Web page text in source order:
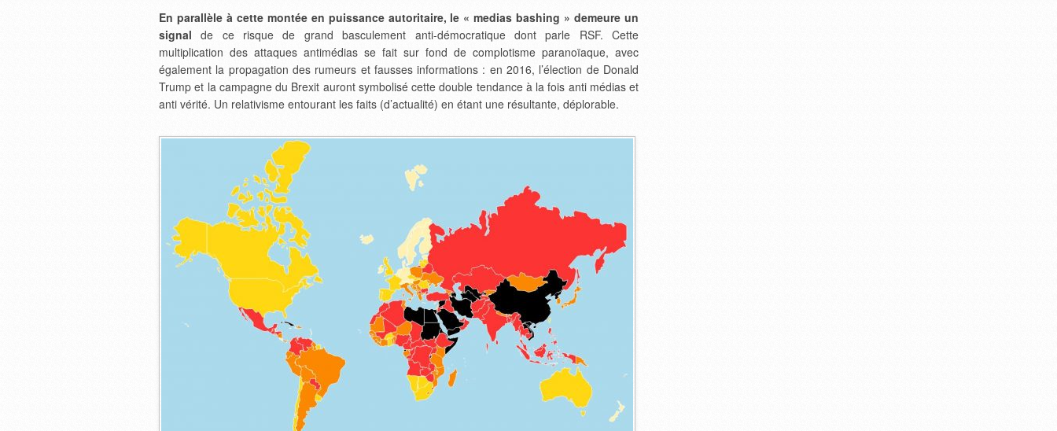
En parallèle à cette montée en puissance autoritaire, le « medias bashing » demeure un
signal de ce risque de grand basculement anti-démocratique dont parle RSF. Cette
multiplication des attaques antimédias se fait sur fond de complotisme paranoïaque, avec
également la propagation des rumeurs et fausses informations : en 2016, l’élection de Donald
Trump et la campagne du Brexit auront symbolisé cette double tendance à la fois anti médias et
anti vérité. Un relativisme entourant les faits (d’actualité) en étant une résultante, déplorable.